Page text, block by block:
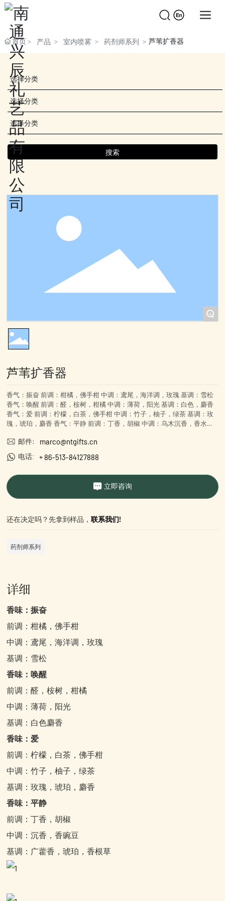
首页 产品 室内喷雾 药剂师系列 芦苇扩香器
选择分类
选择分类
选择分类
搜索
+
芦苇扩香器
香气：振奋 前调：柑橘，佛手柑 中调：鸢尾，海洋调，玫瑰 基调：雪松
香气：唤醒 前调：醛，桉树，柑橘 中调：薄荷，阳光 基调：白色，麝香
香气：爱 前调：柠檬，白茶，佛手柑 中调：竹子，柚子，绿茶 基调：玫
瑰，琥珀，麝香 香气：平静 前调：丁香，胡椒 中调：乌木沉香，香水草
邮件: marco@ntgifts.cn
电话: + 86-513-84127888
立即咨询
还在决定吗？先拿到样品，联系我们!
药剂师系列
详细
香味：振奋
前调：柑橘，佛手柑
中调：鸢尾，海洋调，玫瑰
基调：雪松
香味：唤醒
前调：醛，桉树，柑橘
中调：薄荷，阳光
基调：白色麝香
香味：爱
前调：柠檬，白茶，佛手柑
中调：竹子，柚子，绿茶
基调：玫瑰，琥珀，麝香
香味：平静
前调：丁香，胡椒
中调：沉香，香豌豆
基调：广藿香，琥珀，香根草